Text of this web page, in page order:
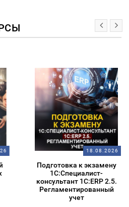
18.08.2026
Подготовка к экзамену
1С:Специалист-
консультант 1С:ERP 2.5.
Регламентированный
учет